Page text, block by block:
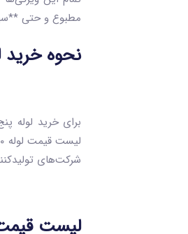
مطبوع و حتی
نحوه خرید لوله
شرکت‌های
لیست قیمت لوله